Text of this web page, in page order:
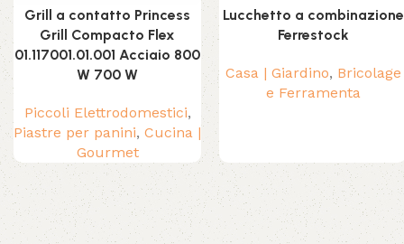
Grill a contatto Princess
Grill Compacto Flex
01.117001.01.001 Acciaio 800
W 700 W
Piccoli Elettrodomestici,
Piastre per panini, Cucina |
Gourmet
Lucchetto a combinazione
Ferrestock
Casa | Giardino, Bricolage
e Ferramenta